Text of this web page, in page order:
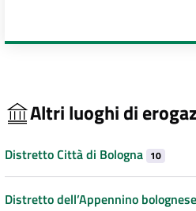
Altri luoghi di
Distretto Città di Bologna 10
Distretto dell’Appennino bolognese